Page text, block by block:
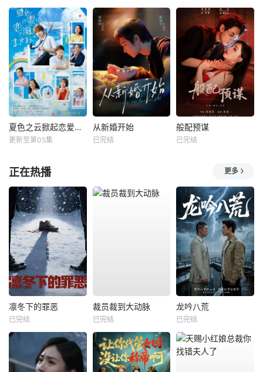
夏色之云掀起恋爱与风暴
更新至第05集
从新婚开始
已完结
般配预谋
已完结
正在热播 更多
凛冬下的罪恶
已完结
裁员裁到大动脉
已完结
龙吟八荒
已完结